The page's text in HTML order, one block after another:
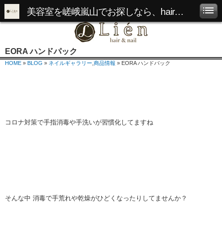
美容室を嵯峨嵐山でお探しなら、hair&nail Lienへ
EORA ハンドパック
HOME » BLOG » ネイルギャラリー 商品情報 » EORA ハンドパック
コロナ対策で手指消毒や手洗いが習慣化してますね
そんな中 消毒で手荒れや乾燥がひどくなったりしてませんか？